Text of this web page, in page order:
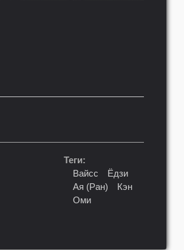
Теги:
Вайсс
Ёдзи
Ая (Ран)
Кэн
Оми